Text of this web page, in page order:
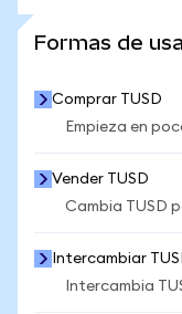
Formas de
Comprar TUSD
Empieza en
Vender TUSD
Cambia TUSD
Intercambiar
Intercambia